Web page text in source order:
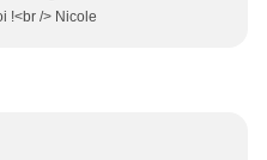
!<br /> Nicole